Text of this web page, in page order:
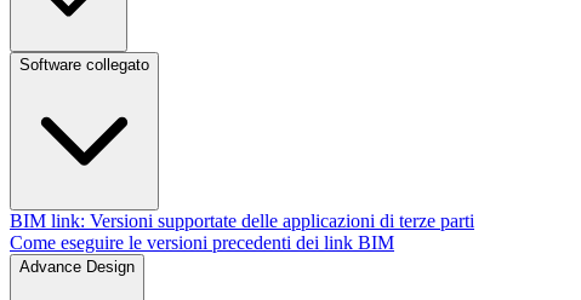
Software collegato
BIM link: Versioni supportate delle applicazioni di terze parti
Come eseguire le versioni precedenti dei link BIM
Advance Design